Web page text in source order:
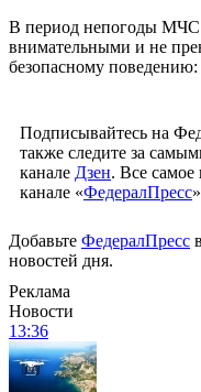
В период непогоды МЧС
внимательными и не
безопасному поведению:
Подписывайтесь на
также следите за
канале Дзен. Все
канале «ФедералПресс
Добавьте ФедералПресс
новостей дня.
Реклама
Новости
13:36